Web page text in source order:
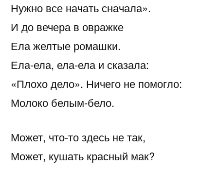
Нужно все начать сначала».
И до вечера в овражке
Ела желтые ромашки.
Ела-ела, ела-ела и сказала:
«Плохо дело». Ничего не помогло:
Молоко белым-бело.
Может, что-то здесь не так,
Может, кушать красный мак?